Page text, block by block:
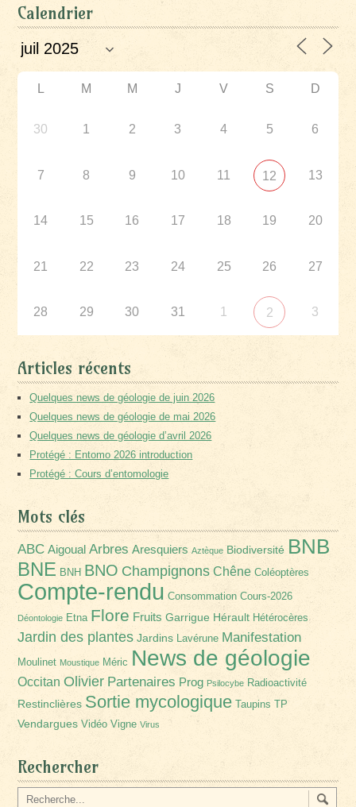
Calendrier
L M M J V S D
30 1 2 3 4 5 6
7 8 9 10 11 12 13
14 15 16 17 18 19 20
21 22 23 24 25 26 27
28 29 30 31 1 2 3
Articles récents
Quelques news de géologie de juin 2026
Quelques news de géologie de mai 2026
Quelques news de géologie d’avril 2026
Protégé : Entomo 2026 introduction
Protégé : Cours d’entomologie
Mots clés
ABC Aigoual Arbres Aresquiers Aztèque Biodiversité BNB
BNE BNH BNO Champignons Chêne Coléoptères
Compte-rendu Consommation Cours-2026
Déontologie Etna Flore Fruits Garrigue Hérault Hétérocères
Jardin des plantes Jardins Lavérune Manifestation
Moulinet Moustique Méric News de géologie
Occitan Olivier Partenaires Prog Psilocybe Radioactivité
Restinclières Sortie mycologique Taupins TP
Vendargues Vidéo Vigne Virus
Rechercher